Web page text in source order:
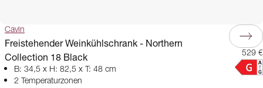
Cavin
Freistehender Weinkühlschrank - Northern
Collection 18 Black
B: 34,5 x H: 82,5 x T: 48 cm
2 Temperaturzonen
529 €